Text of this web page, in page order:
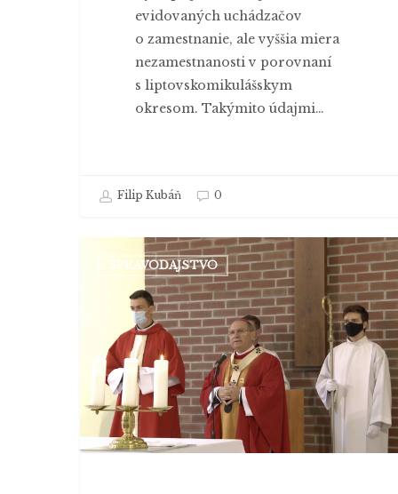
evidovaných uchádzačov
o zamestnanie, ale vyššia miera
nezamestnanosti v porovnaní
s liptovskomikulášskym
okresom. Takýmito údajmi…
Filip Kubáň 0
arcibiskupa
Snažte
aktívny
prístup
k
SPRAVODAJSTVO